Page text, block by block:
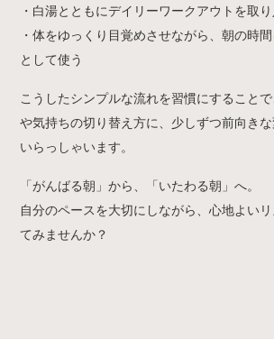
・白湯とともにデイリーワークアウトを取
・体をゆっくり目覚めさせながら、朝の時間
として使う
こうしたシンプルな流れを習慣にすること
や気持ちの切り替え方に、少しずつ前向き
いらっしゃいます。
「がんばる朝」から、「いたわる朝」へ。
自分のペースを大切にしながら、心地よい
てみませんか？